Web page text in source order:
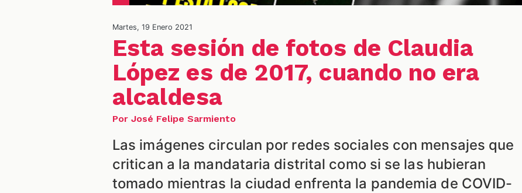
Martes, 19 Enero 2021
Esta sesión de fotos de Claudia
López es de 2017, cuando no era
alcaldesa
Por José Felipe Sarmiento
Las imágenes circulan por redes sociales con mensajes que
critican a la mandataria distrital como si se las hubieran
tomado mientras la ciudad enfrenta la pandemia de COVID-